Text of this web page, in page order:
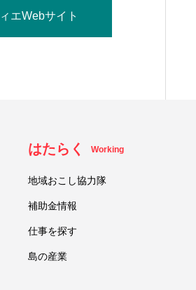
エWebサイト
はたらく Working
地域おこし協力隊
補助金情報
仕事を探す
島の産業